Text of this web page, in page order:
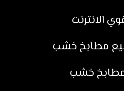
الانترنت
مطابخ خشب
خشب